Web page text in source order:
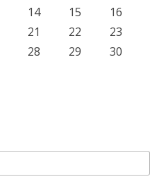
14 15
16
21 22
23
28 29
30